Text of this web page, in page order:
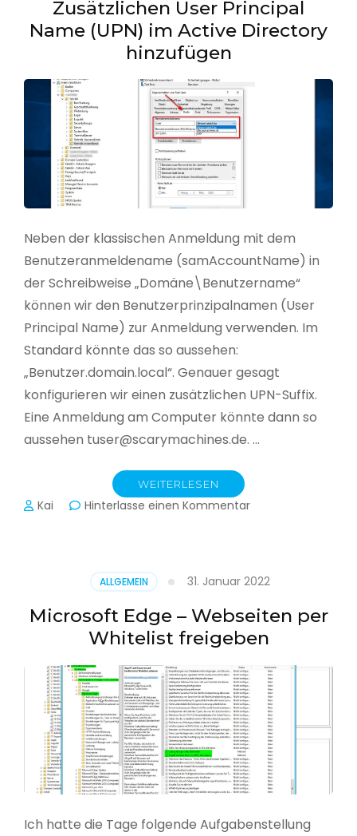
Zusätzlichen User Principal
Name (UPN) im Active Directory
hinzufügen
Neben der klassischen Anmeldung mit dem
Benutzeranmeldename (samAccountName) in
der Schreibweise „Domäne\Benutzername“
können wir den Benutzerprinzipalnamen (User
Principal Name) zur Anmeldung verwenden. Im
Standard könnte das so aussehen:
„Benutzer.domain.local“. Genauer gesagt
konfigurieren wir einen zusätzlichen UPN-Suffix.
Eine Anmeldung am Computer könnte dann so
aussehen tuser@scarymachines.de. …
WEITERLESEN
Kai Hinterlasse einen Kommentarzu
(UPN)
im
Active
Directory
ALLGEMEIN 31. Januar 2022
Microsoft Edge – Webseiten per
Whitelist freigeben
Ich hatte die Tage folgende Aufgabenstellung